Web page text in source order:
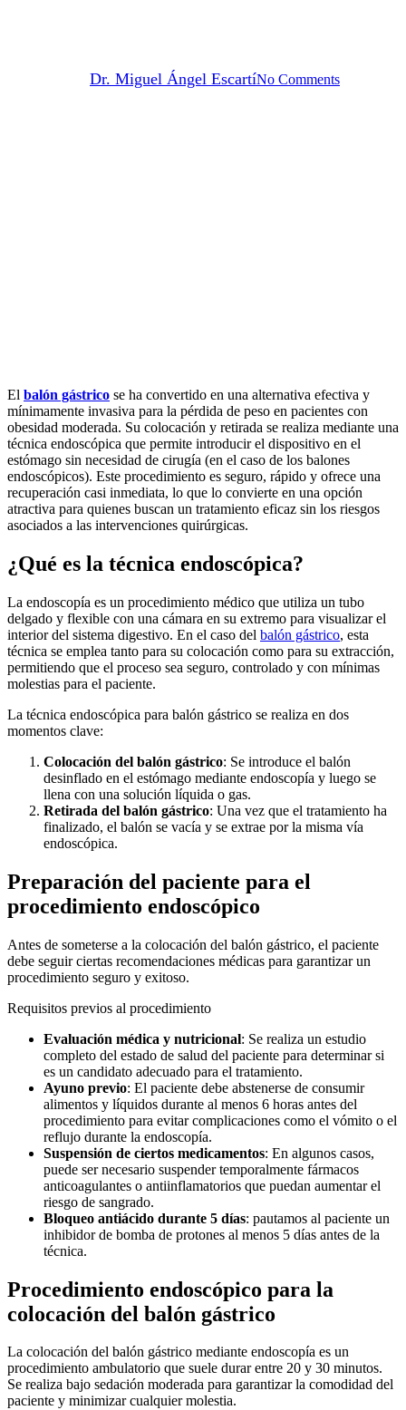
Dr. Miguel Ángel EscartíNo Comments
El balón gástrico se ha convertido en una alternativa efectiva y
mínimamente invasiva para la pérdida de peso en pacientes con
obesidad moderada. Su colocación y retirada se realiza mediante una
técnica endoscópica que permite introducir el dispositivo en el
estómago sin necesidad de cirugía (en el caso de los balones
endoscópicos). Este procedimiento es seguro, rápido y ofrece una
recuperación casi inmediata, lo que lo convierte en una opción
atractiva para quienes buscan un tratamiento eficaz sin los riesgos
asociados a las intervenciones quirúrgicas.
¿Qué es la técnica endoscópica?
La endoscopía es un procedimiento médico que utiliza un tubo
delgado y flexible con una cámara en su extremo para visualizar el
interior del sistema digestivo. En el caso del balón gástrico, esta
técnica se emplea tanto para su colocación como para su extracción,
permitiendo que el proceso sea seguro, controlado y con mínimas
molestias para el paciente.
La técnica endoscópica para balón gástrico se realiza en dos
momentos clave:
Colocación del balón gástrico: Se introduce el balón
desinflado en el estómago mediante endoscopía y luego se
llena con una solución líquida o gas.
Retirada del balón gástrico: Una vez que el tratamiento ha
finalizado, el balón se vacía y se extrae por la misma vía
endoscópica.
Preparación del paciente para el
procedimiento endoscópico
Antes de someterse a la colocación del balón gástrico, el paciente
debe seguir ciertas recomendaciones médicas para garantizar un
procedimiento seguro y exitoso.
Requisitos previos al procedimiento
Evaluación médica y nutricional: Se realiza un estudio
completo del estado de salud del paciente para determinar si
es un candidato adecuado para el tratamiento.
Ayuno previo: El paciente debe abstenerse de consumir
alimentos y líquidos durante al menos 6 horas antes del
procedimiento para evitar complicaciones como el vómito o el
reflujo durante la endoscopía.
Suspensión de ciertos medicamentos: En algunos casos,
puede ser necesario suspender temporalmente fármacos
anticoagulantes o antiinflamatorios que puedan aumentar el
riesgo de sangrado.
Bloqueo antiácido durante 5 días: pautamos al paciente un
inhibidor de bomba de protones al menos 5 días antes de la
técnica.
Procedimiento endoscópico para la
colocación del balón gástrico
La colocación del balón gástrico mediante endoscopía es un
procedimiento ambulatorio que suele durar entre 20 y 30 minutos.
Se realiza bajo sedación moderada para garantizar la comodidad del
paciente y minimizar cualquier molestia.